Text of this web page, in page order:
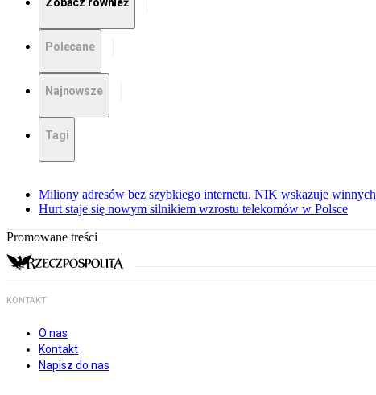
Polecane
Najnowsze
Tagi
Miliony adresów bez szybkiego internetu. NIK wskazuje winnych
Hurt staje się nowym silnikiem wzrostu telekomów w Polsce
Promowane treści
KONTAKT
O nas
Kontakt
Napisz do nas